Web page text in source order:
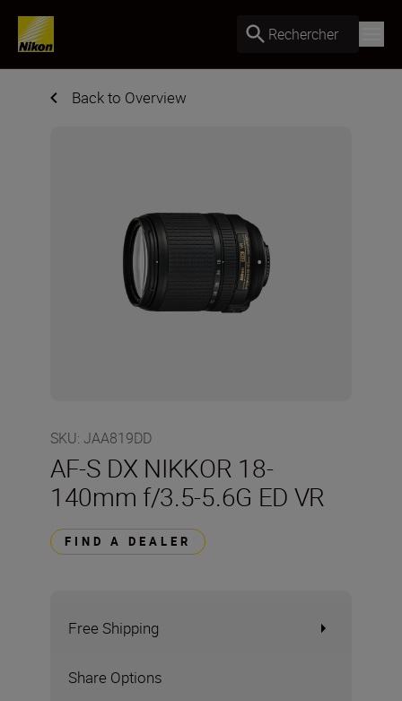
Rechercher
Back to Overview
SKU: JAA819DD
AF-S DX NIKKOR 18-
140mm f/3.5-5.6G ED VR
FIND A DEALER
Free Shipping
Share Options